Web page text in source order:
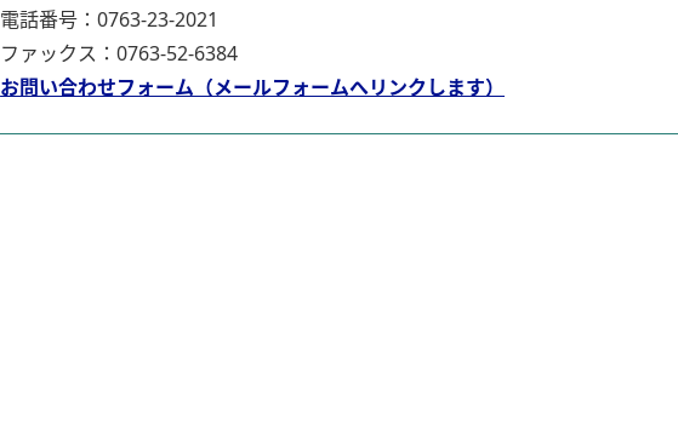
電話番号：0763-23-2021
ファックス：0763-52-6384
お問い合わせフォーム（メールフォームへリンクします）